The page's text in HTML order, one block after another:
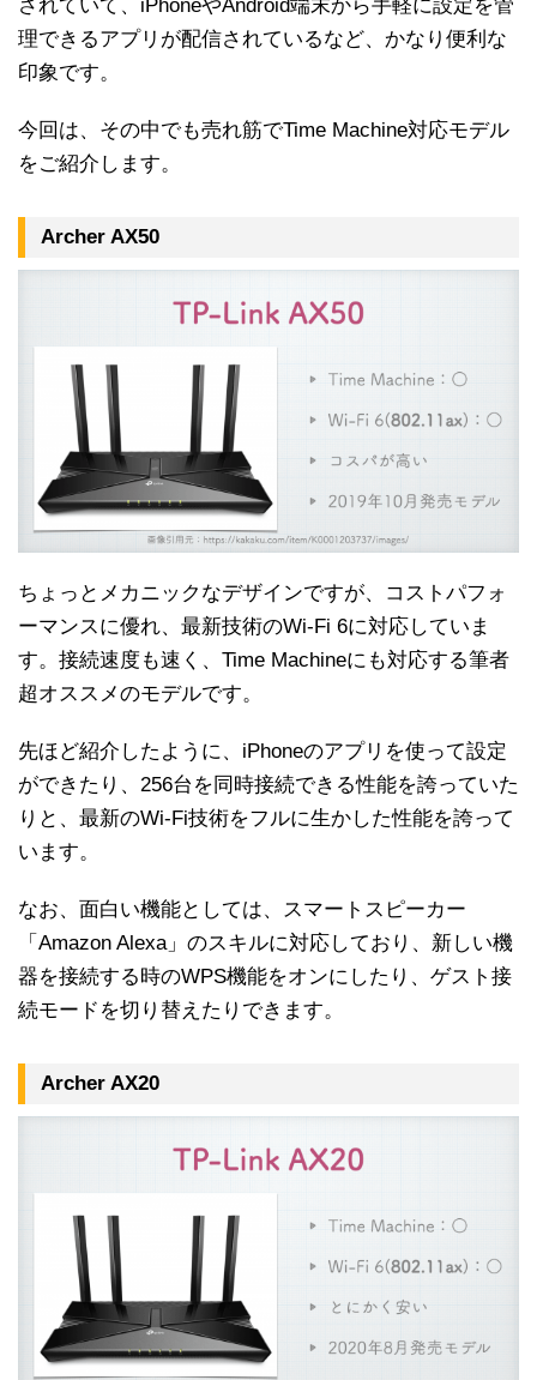
されていて、iPhoneやAndroid端末から手軽に設定を管
理できるアプリが配信されているなど、かなり便利な
印象です。
今回は、その中でも売れ筋でTime Machine対応モデル
をご紹介します。
Archer AX50
ちょっとメカニックなデザインですが、コストパフォ
ーマンスに優れ、最新技術のWi-Fi 6に対応していま
す。接続速度も速く、Time Machineにも対応する筆者
超オススメのモデルです。
先ほど紹介したように、iPhoneのアプリを使って設定
ができたり、256台を同時接続できる性能を誇っていた
りと、最新のWi-Fi技術をフルに生かした性能を誇って
います。
なお、面白い機能としては、スマートスピーカー
「Amazon Alexa」のスキルに対応しており、新しい機
器を接続する時のWPS機能をオンにしたり、ゲスト接
続モードを切り替えたりできます。
Archer AX20